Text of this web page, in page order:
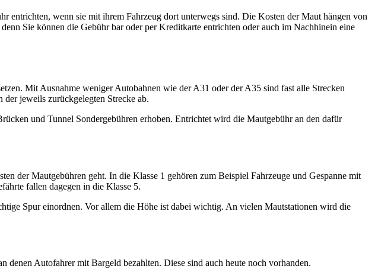
entrichten, wenn sie mit ihrem Fahrzeug dort unterwegs sind. Die Kosten der Maut hängen von
Sie können die Gebühr bar oder per Kreditkarte entrichten oder auch im Nachhinein eine
Mit Ausnahme weniger Autobahnen wie der A31 oder der A35 sind fast alle Strecken
jeweils zurückgelegten Strecke ab.
und Tunnel Sondergebühren erhoben. Entrichtet wird die Mautgebühr an den dafür
der Mautgebühren geht. In die Klasse 1 gehören zum Beispiel Fahrzeuge und Gespanne mit
fallen dagegen in die Klasse 5.
Spur einordnen. Vor allem die Höhe ist dabei wichtig. An vielen Mautstationen wird die
denen Autofahrer mit Bargeld bezahlten. Diese sind auch heute noch vorhanden.